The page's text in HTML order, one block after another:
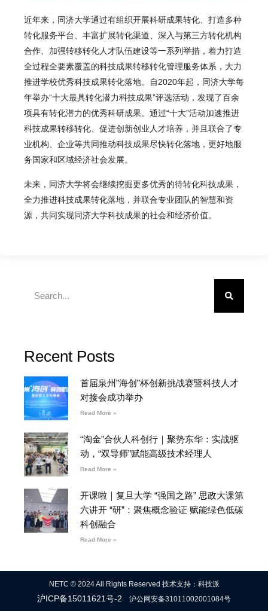
近年来，同济大学通过有组织开展科研成果转化、打造多种
转化服务平台、丰富扩展转化渠道、深入与第三方转化机构
合作、加强转移转化人才队伍建设等一系列举措，着力打造
全过程全要素覆盖的科技成果转移转化管理服务体系，大力
推进学校优秀科技成果转化落地。自2020年起，同济大学每
年举办“十大最具转化潜力科技成果”评选活动，发现了百余
项具有转化潜力的优秀科研成果。通过“十大”活动加速推进
科技成果转移转化、促进创新创业人才培养，并且联合了专
业机构、企业等共同推动科技成果尽快转化落地，更好地服
务国家和区域经济社会发展。
未来，同济大学将会继续挖掘更多优秀的待转化科技成果，
全力推进科技成果转化落地，并联合专业团队的智慧和资
源，共同实现同济大学科技成果的社会和经济价值。
Recent Posts
首届泉州”海创”杯创新挑战赛暨科技人才
对接会成功举办
Read More »
“淘金”合伙人科创行｜聚势东华：实战驱
动，“双导师”赋能高级技术经理人
Read More »
开课啦｜复旦大学 “强国之路” 思政大课第
六讲开 “研”：聚焦概念验证 赋能绿色低碳
科创融合
Read More »
NETC © 2024 All Rights Reserved 技术支持：科技派
沪ICP备15011621号-2 沪公网安备31011002001084号